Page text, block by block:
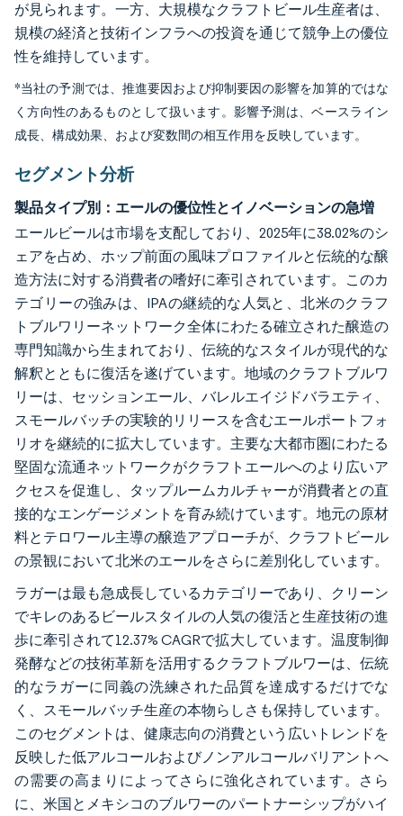
が見られます。一方、大規模なクラフトビール生産者は、
規模の経済と技術インフラへの投資を通じて競争上の優位
性を維持しています。
*当社の予測では、推進要因および抑制要因の影響を加算的ではな
く方向性のあるものとして扱います。影響予測は、ベースライン
成長、構成効果、および変数間の相互作用を反映しています。
セグメント分析
製品タイプ別：エールの優位性とイノベーションの急増
エールビールは市場を支配しており、2025年に38.02%のシ
ェアを占め、ホップ前面の風味プロファイルと伝統的な醸
造方法に対する消費者の嗜好に牽引されています。このカ
テゴリーの強みは、IPAの継続的な人気と、北米のクラフ
トブルワリーネットワーク全体にわたる確立された醸造の
専門知識から生まれており、伝統的なスタイルが現代的な
解釈とともに復活を遂げています。地域のクラフトブルワ
リーは、セッションエール、バレルエイジドバラエティ、
スモールバッチの実験的リリースを含むエールポートフォ
リオを継続的に拡大しています。主要な大都市圏にわたる
堅固な流通ネットワークがクラフトエールへのより広いア
クセスを促進し、タップルームカルチャーが消費者との直
接的なエンゲージメントを育み続けています。地元の原材
料とテロワール主導の醸造アプローチが、クラフトビール
の景観において北米のエールをさらに差別化しています。
ラガーは最も急成長しているカテゴリーであり、クリーン
でキレのあるビールスタイルの人気の復活と生産技術の進
歩に牽引されて12.37% CAGRで拡大しています。温度制御
発酵などの技術革新を活用するクラフトブルワーは、伝統
的なラガーに同義の洗練された品質を達成するだけでな
く、スモールバッチ生産の本物らしさも保持しています。
このセグメントは、健康志向の消費という広いトレンドを
反映した低アルコールおよびノンアルコールバリアントへ
の需要の高まりによってさらに強化されています。さら
に、米国とメキシコのブルワーのパートナーシップがハイ